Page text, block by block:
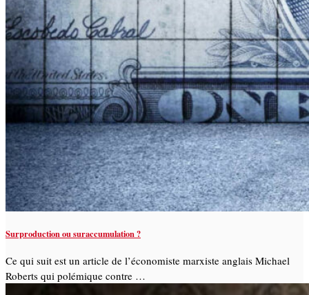
Surproduction ou suraccumulation ?
Ce qui suit est un article de l’économiste marxiste anglais Michael
Roberts qui polémique contre …